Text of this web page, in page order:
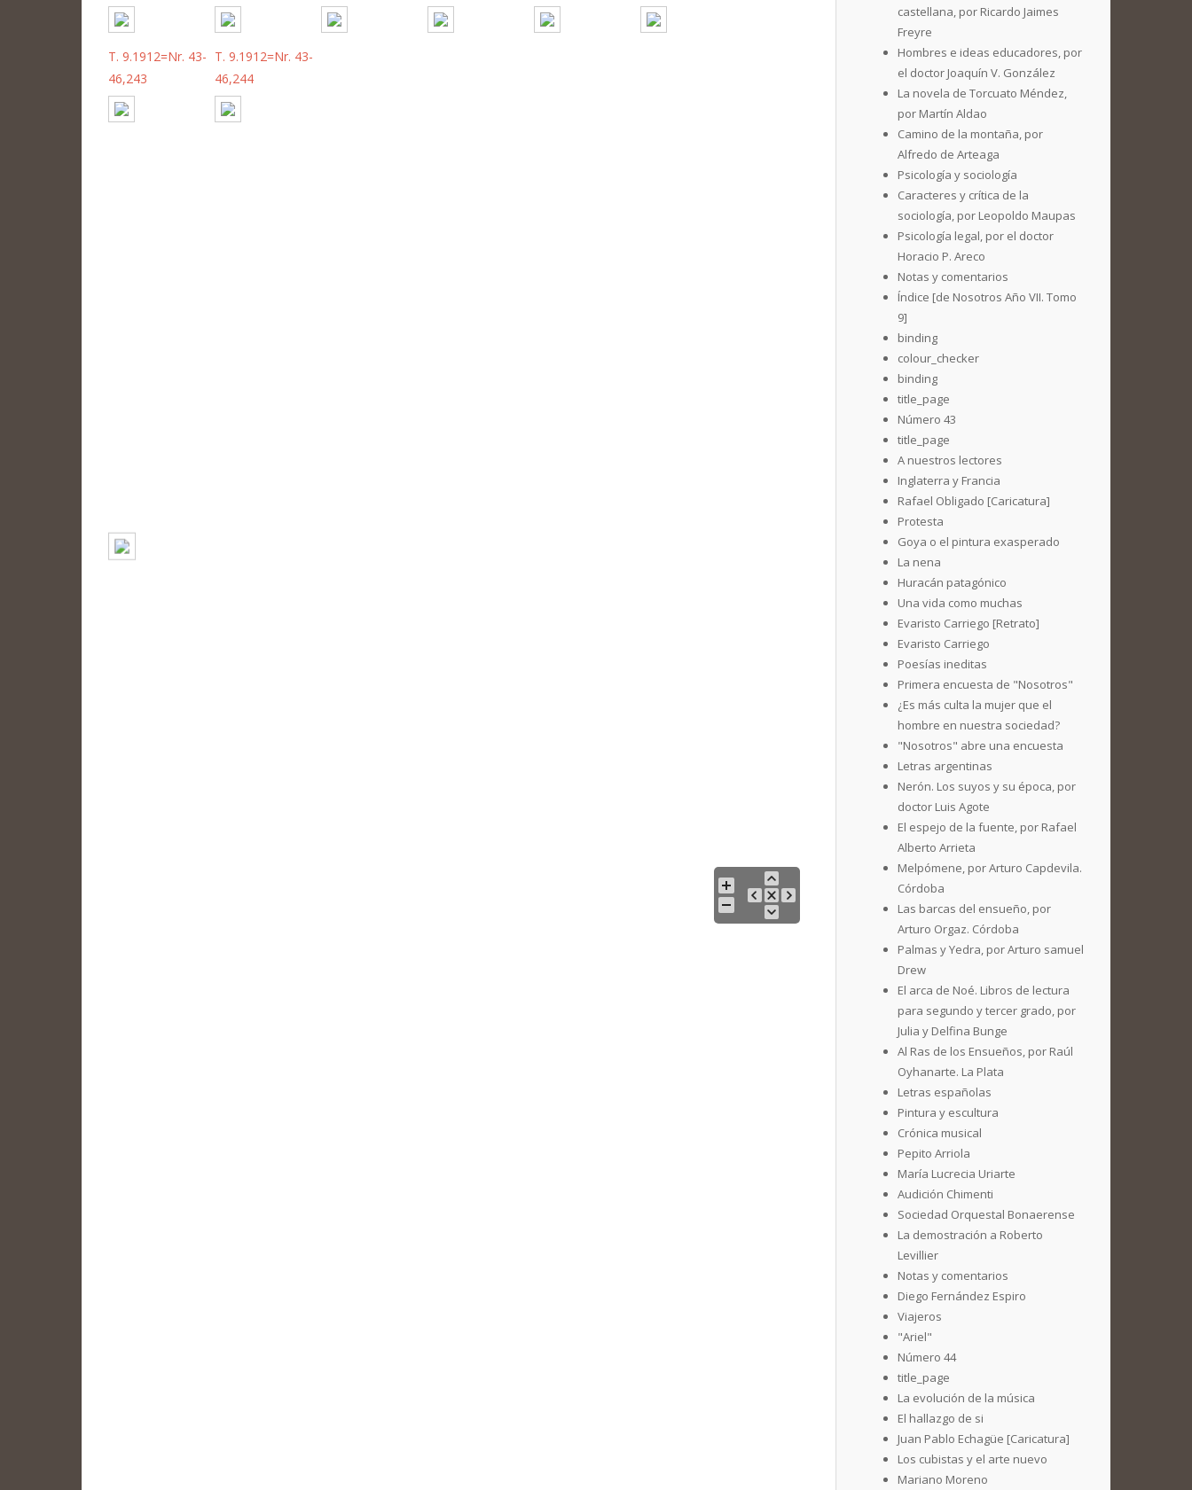
T. 9.1912=Nr. 43-
46,243
T. 9.1912=Nr. 43-
46,244
castellana, por Ricardo Jaimes
Freyre
Hombres e ideas educadores, por
el doctor Joaquín V. González
La novela de Torcuato Méndez,
por Martín Aldao
Camino de la montaña, por
Alfredo de Arteaga
Psicología y sociología
Caracteres y crítica de la
sociología, por Leopoldo Maupas
Psicología legal, por el doctor
Horacio P. Areco
Notas y comentarios
Índice [de Nosotros Año VII. Tomo
9]
binding
colour_checker
binding
title_page
Número 43
title_page
A nuestros lectores
Inglaterra y Francia
Rafael Obligado [Caricatura]
Protesta
Goya o el pintura exasperado
La nena
Huracán patagónico
Una vida como muchas
Evaristo Carriego [Retrato]
Evaristo Carriego
Poesías ineditas
Primera encuesta de "Nosotros"
¿Es más culta la mujer que el
hombre en nuestra sociedad?
"Nosotros" abre una encuesta
Letras argentinas
Nerón. Los suyos y su época, por
doctor Luis Agote
El espejo de la fuente, por Rafael
Alberto Arrieta
Melpómene, por Arturo Capdevila.
Córdoba
Las barcas del ensueño, por
Arturo Orgaz. Córdoba
Palmas y Yedra, por Arturo samuel
Drew
El arca de Noé. Libros de lectura
para segundo y tercer grado, por
Julia y Delfina Bunge
Al Ras de los Ensueños, por Raúl
Oyhanarte. La Plata
Letras españolas
Pintura y escultura
Crónica musical
Pepito Arriola
María Lucrecia Uriarte
Audición Chimenti
Sociedad Orquestal Bonaerense
La demostración a Roberto
Levillier
Notas y comentarios
Diego Fernández Espiro
Viajeros
"Ariel"
Número 44
title_page
La evolución de la música
El hallazgo de si
Juan Pablo Echagüe [Caricatura]
Los cubistas y el arte nuevo
Mariano Moreno